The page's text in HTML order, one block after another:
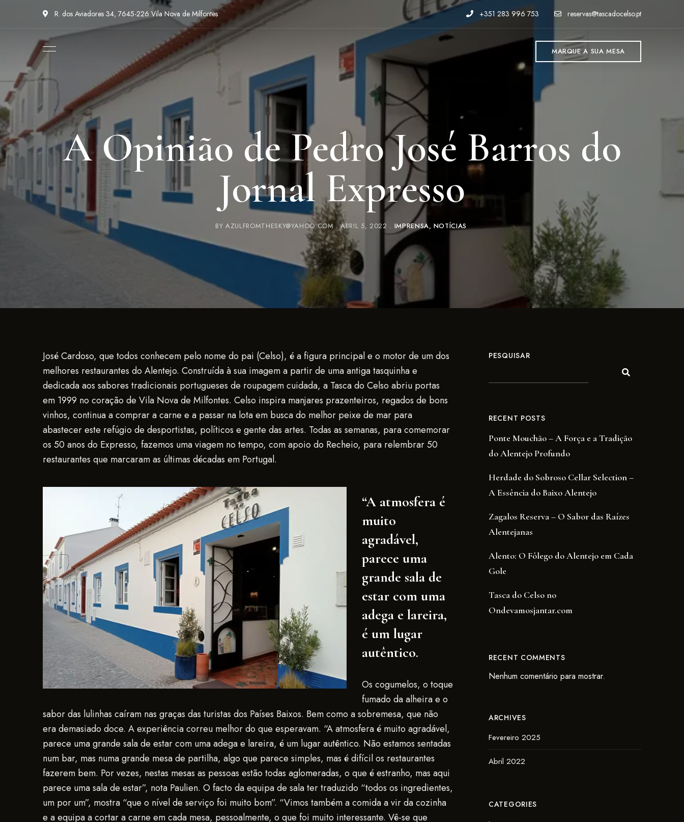
R. dos Aviadores 34, 7645-226 Vila Nova de Milfontes +351 283 996 753 reservas@tascadocelso.pt
MARQUE A SUA MESA
A Opinião de Pedro José Barros do
Jornal Expresso
BYAZULFROMTHESKY@YAHOO.COM ABRIL 5, 2022 IMPRENSA NOTÍCIAS
José Cardoso, que todos conhecem pelo nome do pai (Celso), é a figura principal e o motor de um dos
melhores restaurantes do Alentejo. Construída à sua imagem a partir de uma antiga tasquinha e
dedicada aos sabores tradicionais portugueses de roupagem cuidada, a Tasca do Celso abriu portas
em 1999 no coração de Vila Nova de Milfontes. Celso inspira manjares prazenteiros, regados de bons
vinhos, continua a comprar a carne e a passar na lota em busca do melhor peixe de mar para
abastecer este refúgio de desportistas, políticos e gente das artes. Todas as semanas, para comemorar
os 50 anos do Expresso, fazemos uma viagem no tempo, com apoio do Recheio, para relembrar 50
restaurantes que marcaram as últimas décadas em Portugal.
“A atmosfera é
muito
agradável,
parece uma
grande sala de
estar com uma
adega e lareira,
é um lugar
autêntico.
Os cogumelos, o toque
fumado da alheira e o
sabor das lulinhas caíram nas graças das turistas dos Países Baixos. Bem como a sobremesa, que não
era demasiado doce. A experiência correu melhor do que esperavam. “A atmosfera é muito agradável,
parece uma grande sala de estar com uma adega e lareira, é um lugar autêntico. Não estamos sentadas
num bar, mas numa grande mesa de partilha, algo que parece simples, mas é difícil os restaurantes
fazerem bem. Por vezes, nestas mesas as pessoas estão todas aglomeradas, o que é estranho, mas aqui
parece uma sala de estar”, nota Paulien. O facto da equipa de sala ter traduzido “todos os ingredientes,
um por um”, mostra “que o nível de serviço foi muito bom”. “Vimos também a comida a vir da cozinha
e a equipa a cortar a carne em cada mesa, pessoalmente, o que foi muito interessante. Vê-se que
PESQUISAR
RECENT POSTS
Ponte Mouchão – A Força e a Tradição
do Alentejo Profundo
Herdade do Sobroso Cellar Selection –
A Essência do Baixo Alentejo
Zagalos Reserva – O Sabor das Raízes
Alentejanas
Alento: O Fôlego do Alentejo em Cada
Gole
Tasca do Celso no
Ondevamosjantar.com
RECENT COMMENTS
Nenhum comentário para mostrar.
ARCHIVES
Fevereiro 2025
Abril 2022
CATEGORIES